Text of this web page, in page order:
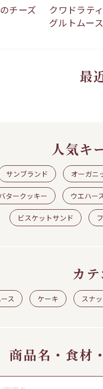
チーズ
クワドラテ
グルトムース
最
人気キ
サンブランド オーガニ
タークッキー ウエハー
ビスケットサンド
カ
ス ケーキ スナ
商品名・食材